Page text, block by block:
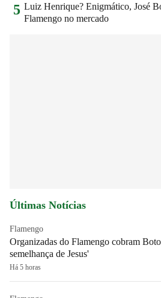
5 Luiz Henrique? Enigmático, José
Flamengo no mercado
Últimas Notícias
Flamengo
Organizadas do Flamengo cobram
semelhança de Jesus'
Há 5 horas